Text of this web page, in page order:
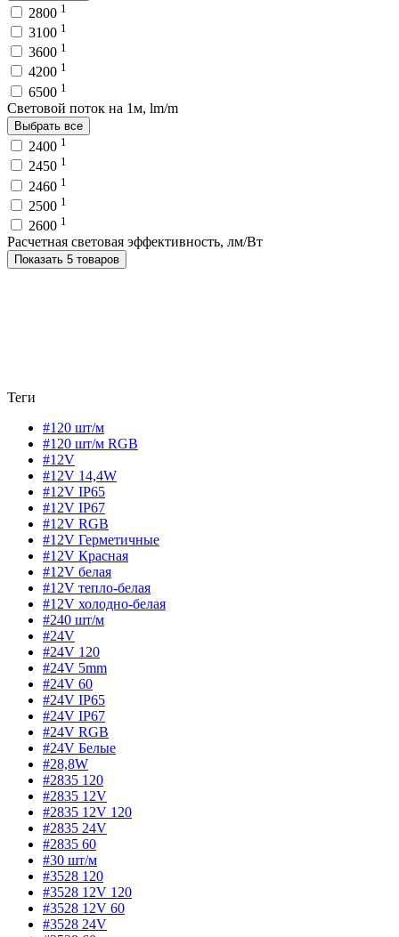
2800 1
3100 1
3600 1
4200 1
6500 1
Световой поток на 1м, lm/m
Выбрать все
2400 1
2450 1
2460 1
2500 1
2600 1
Расчетная световая эффективность, лм/Вт
Показать 5 товаров
Теги
#120 шт/м
#120 шт/м RGB
#12V
#12V 14,4W
#12V IP65
#12V IP67
#12V RGB
#12V Герметичные
#12V Красная
#12V белая
#12V тепло-белая
#12V холодно-белая
#240 шт/м
#24V
#24V 120
#24V 5mm
#24V 60
#24V IP65
#24V IP67
#24V RGB
#24V Белые
#28,8W
#2835 120
#2835 12V
#2835 12V 120
#2835 24V
#2835 60
#30 шт/м
#3528 120
#3528 12V 120
#3528 12V 60
#3528 24V